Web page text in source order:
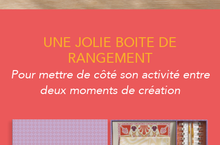
UNE JOLIE BOITE DE
RANGEMENT
Pour mettre de côté son activité entre
deux moments de création